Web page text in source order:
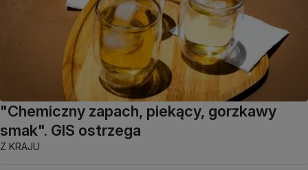
"Chemiczny zapach, piekący, gorzkawy
smak". GIS ostrzega
Z KRAJU